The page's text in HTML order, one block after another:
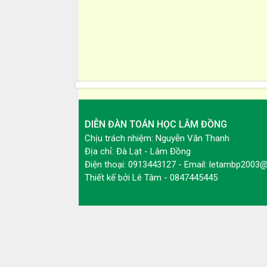
DIỄN ĐÀN TOÁN HỌC LÂM ĐỒNG
Chịu trách nhiệm: Nguyễn Văn Thanh
Địa chỉ: Đà Lạt - Lâm Đồng
Điện thoại: 0913443127 - Email:
Thiết kế bởi Lê Tâm - 0847445445